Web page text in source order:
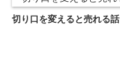
切り口を変えると売れる話